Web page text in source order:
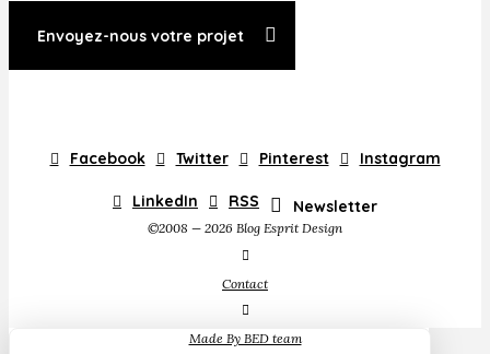
Envoyez-nous votre projet
Facebook Twitter Pinterest Instagram
LinkedIn RSS Newsletter
©2008 — 2026 Blog Esprit Design
Contact
Made By BED team